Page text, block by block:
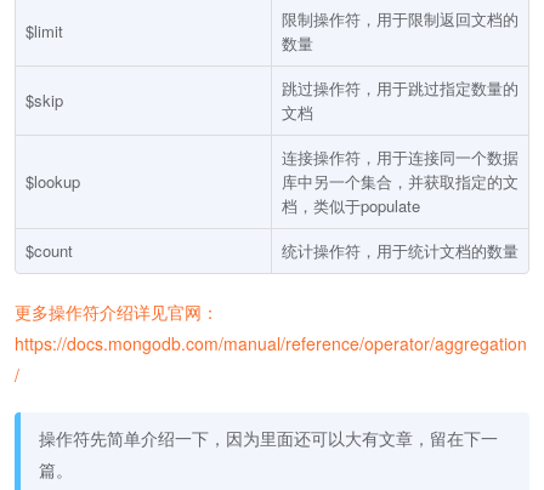
$limit
限制操作符，用于限制返回文档的
数量
$skip
跳过操作符，用于跳过指定数量的
文档
$lookup
连接操作符，用于连接同一个数据
库中另一个集合，并获取指定的文
档，类似于populate
$count
统计操作符，用于统计文档的数量
更多操作符介绍详见官网：
https://docs.mongodb.com/manual/reference/operator/aggregation
/
操作符先简单介绍一下，因为里面还可以大有文章，留在下一
篇。